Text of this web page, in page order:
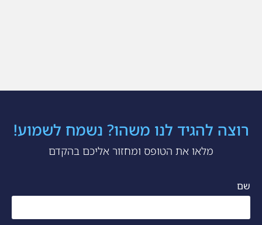
רוצה להגיד לנו משהו? נשמח לשמוע!
מלאו את הטופס ומחזור אליכם בהקדם
שם